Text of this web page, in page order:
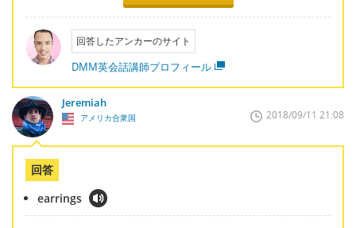
回答したアンカーのサイト
DMM英会話講師プロフィール
Jeremiah
アメリカ合衆国 2018/09/11 21:08
回答
earrings